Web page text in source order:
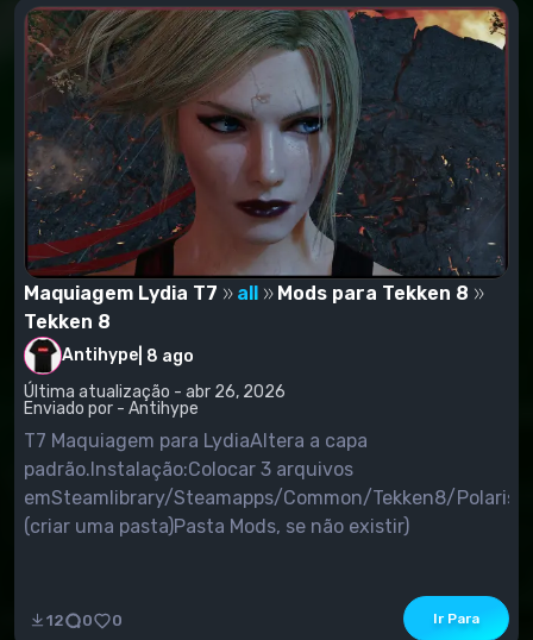
Maquiagem Lydia T7 all
Mods para Tekken 8
Tekken 8
Antihype 8 ago
Última atualização - abr 26, 2026
Enviado por - Antihype
T7 Maquiagem para LydiaAltera a capa
padrão.Instalação:Colocar 3 arquivos
emSteamlibrary/Steamapps/Common/Tekken8/
(criar uma pasta)Pasta Mods, se não existir)
12 0 0 Ir Para